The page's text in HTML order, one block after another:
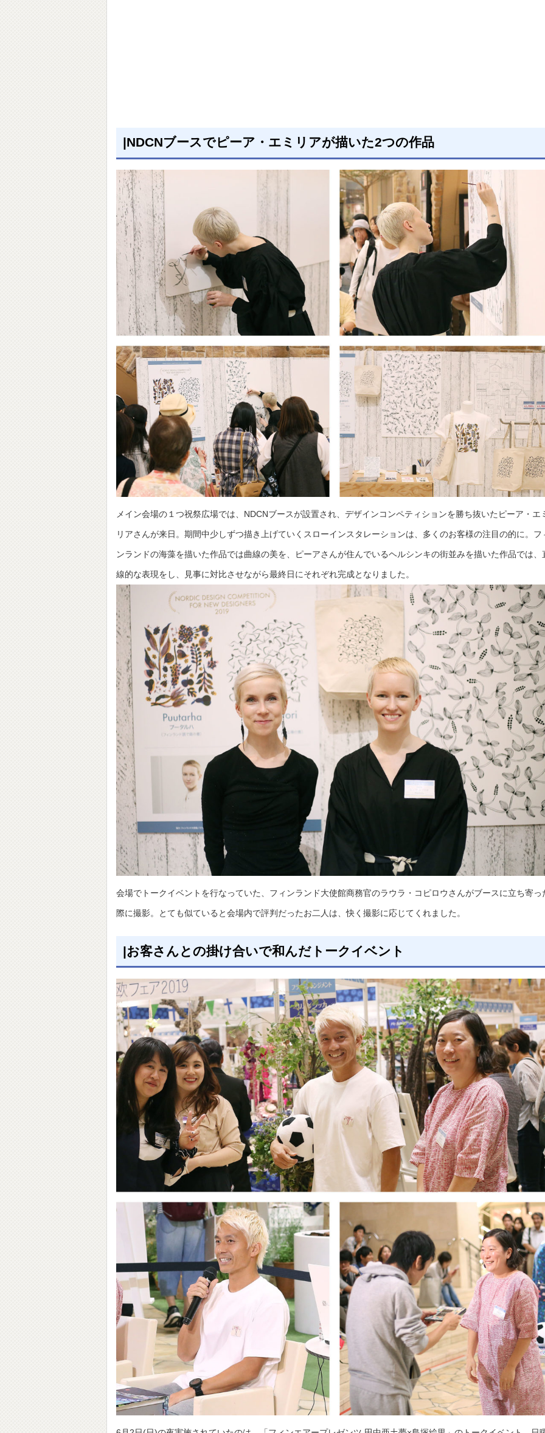
|NDCNブースでピーア・エミリアが描いた2つの作品
メイン会場の１つ祝祭広場では、NDCNブースが設置され、デザインコンペティションを勝ち抜いたピーア・エ
リアさんが来日。期間中少しずつ描き上げていくスローインスタレーションは、多くのお客様の注目の的に。フ
ンランドの海藻を描いた作品では曲線の美を、ピーアさんが住んでいるヘルシンキの街並みを描いた作品では、
線的な表現をし、見事に対比させながら最終日にそれぞれ完成となりました。
会場でトークイベントを行なっていた、フィンランド大使館商務官のラウラ・コピロウさんがブースに立ち寄っ
際に撮影。とても似ていると会場内で評判だったお二人は、快く撮影に応じてくれました。
|お客さんとの掛け合いで和んだトークイベント